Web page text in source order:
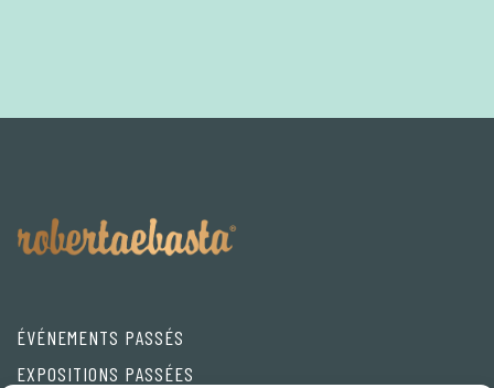
ÉVÉNEMENTS PASSÉS
EXPOSITIONS PASSÉES